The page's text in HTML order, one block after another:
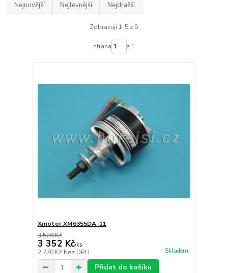
Nejnovější Nejlevnější Nejdražší
Zobrazuji 1-5 z 5
strana z 1
Xmotor XM6355DA-11
3 529 Kč
3 352 Kč/ks
2 770 Kč bez DPH Skladem
Přidat do košíku